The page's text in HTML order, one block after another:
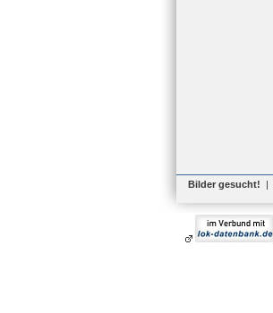
Bilder gesucht! |